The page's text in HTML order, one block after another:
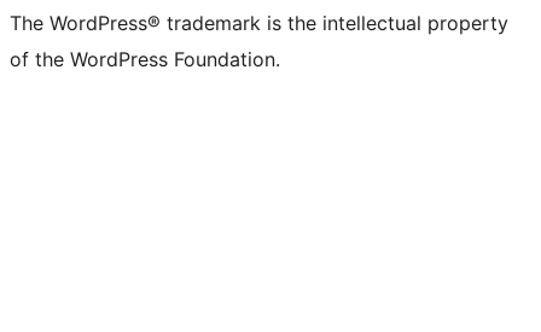
The WordPress® trademark is the intellectual property
of the WordPress Foundation.